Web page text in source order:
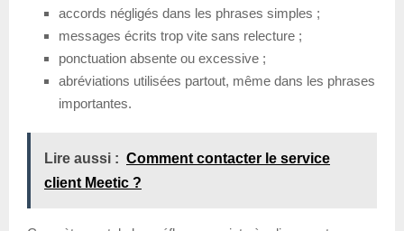
accords négligés dans les phrases simples ;
messages écrits trop vite sans relecture ;
ponctuation absente ou excessive ;
abréviations utilisées partout, même dans les phrases
importantes.
Lire aussi : Comment contacter le service
client Meetic ?